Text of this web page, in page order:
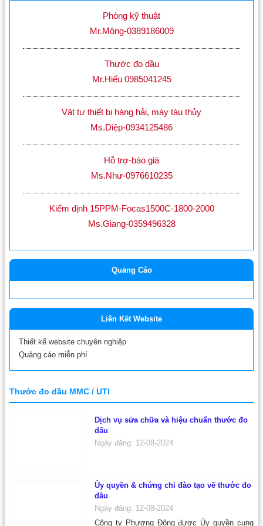
Phòng kỹ thuật
Mr.Mộng-0389186009
Thước đo dầu
Mr.Hiếu 0985041245
Vật tư thiết bị hàng hải, máy tàu thủy
Ms.Diệp-0934125486
Hỗ trợ-báo giá
Ms.Như-0976610235
Kiểm định 15PPM-Focas1500C-1800-2000
Ms.Giang-0359496328
Quảng Cáo
Liên Kết Website
Thiết kế website chuyên nghiệp
Quảng cáo miễn phí
Thước đo dầu MMC / UTI
Dịch vụ sửa chữa và hiệu chuẩn thước đo
dấu
Ngày đăng: 12-08-2024
Ủy quyền & chứng chỉ đào tạo về thước đo
dầu
Ngày đăng: 12-08-2024
Công ty Phương Đông được Ủy quyền cung